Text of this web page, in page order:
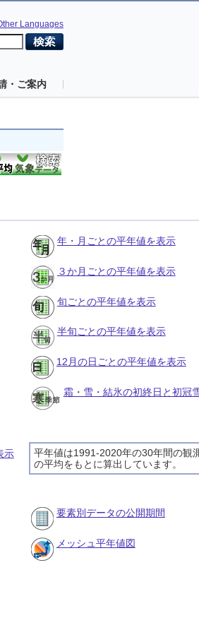
Languages
・ご案内
年・月ごとの平年値を表示
３か月ごとの平年値を表示
旬ごとの平年値を表示
半旬ごとの平年値を表示
12月の日ごとの平年値を表示
霜・雪・結氷の初終日と初冠
平年値は1991-2020年の30年間の観
の平均をもとに算出しています。
示
要素別データの公開期間
メッシュ平年値図